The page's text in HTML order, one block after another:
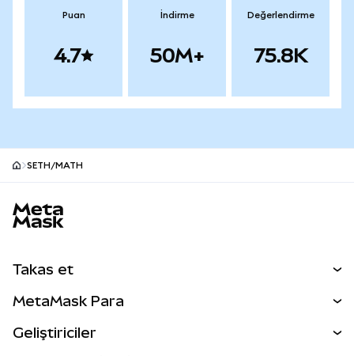
Puan
4.7
İndirme
50M+
Değerlendirme
75.8K
SETH/MATH
Takas et
Perps
MetaMask Para
Geliştiriciler